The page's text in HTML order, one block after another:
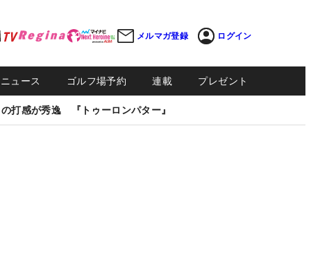
メルマガ登録 ログイン
ュース ゴルフ場予約 連載 プレゼント
打感が秀逸 『トゥーロンパター』